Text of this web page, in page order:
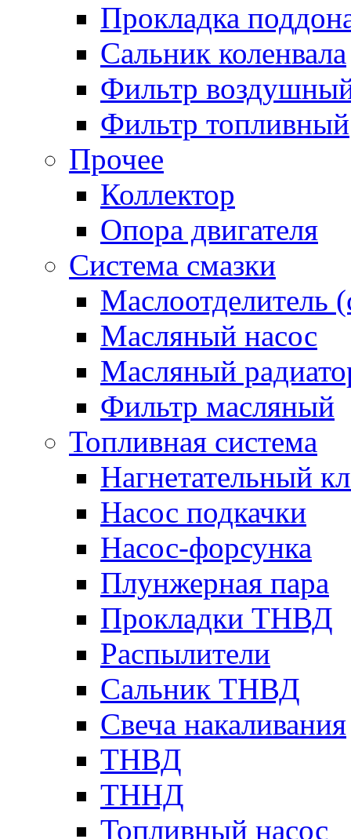
Прокладка
Сальник коленвала
Фильтр
Фильтр топливный
Прочее
Коллектор
Опора двигателя
Система смазки
Маслоотделитель
Масляный насос
Масляный
Фильтр масляный
Топливная система
Нагнетательный
Насос подкачки
Насос-форсунка
Плунжерная пара
Прокладки ТНВД
Распылители
Сальник ТНВД
Свеча накаливания
ТНВД
ТННД
Топливный насос